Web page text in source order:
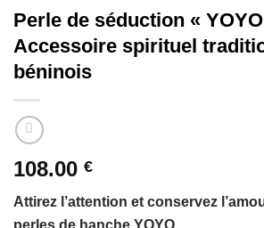
Perle de séduction «
Accessoire spirituel
béninois
108.00 €
Attirez l’attention et conservez